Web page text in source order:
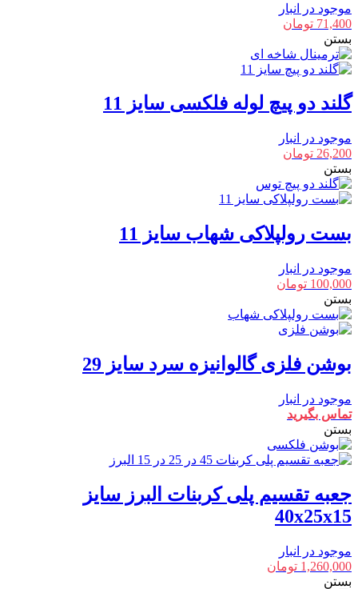
موجود در انبار
71,400 تومان
بستن
گلند دو پیچ لوله فلکسی سایز 11
موجود در انبار
26,200 تومان
بستن
بست رولپلاکی شهاب سایز 11
موجود در انبار
100,000 تومان
بستن
بوشن فلزی گالوانیزه سرد سایز 29
موجود در انبار
تماس بگیرید
بستن
جعبه تقسیم پلی کربنات البرز سایز
40x25x15
موجود در انبار
1,260,000 تومان
بستن